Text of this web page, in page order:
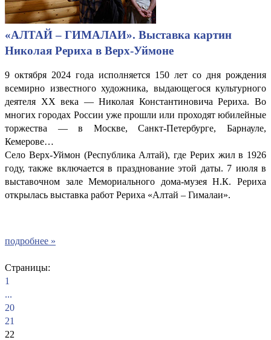
«АЛТАЙ – ГИМАЛАИ». Выставка картин
Николая Рериха в Верх-Уймоне
9 октября 2024 года исполняется 150 лет со дня рождения
всемирно известного художника, выдающегося культурного
деятеля XX века — Николая Константиновича Рериха. Во
многих городах России уже прошли или проходят юбилейные
торжества — в Москве, Санкт-Петербурге, Барнауле,
Кемерове…
Село Верх-Уймон (Республика Алтай), где Рерих жил в 1926
году, также включается в празднование этой даты. 7 июля в
выставочном зале Мемориального дома-музея Н.К. Рериха
открылась выставка работ Рериха «Алтай – Гималаи».
подробнее »
Страницы:
1
...
20
21
22